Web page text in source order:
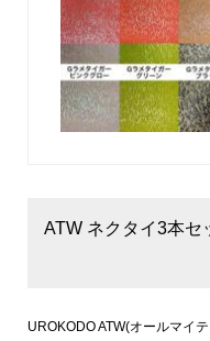
ATW ネクタイ3本セ
UROKODO ATW(オールマイ